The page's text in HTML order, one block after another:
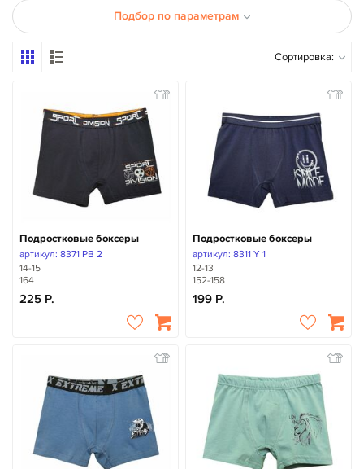
Подбор по параметрам
Сортировка:
Подростковые боксеры
артикул: 8371 PB 2
14-15
164
225
Подростковые боксеры
артикул: 8311 Y 1
12-13
152-158
199